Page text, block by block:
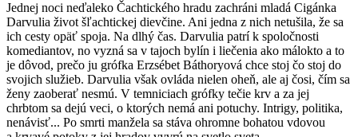
Jednej noci neďaleko Čachtického hradu zachráni mladá Cigánka
Darvulia život šľachtickej dievčine. Ani jedna z nich netušila, že sa
ich cesty opäť spoja. Na dlhý čas. Darvulia patrí k spoločnosti
komediantov, no vyzná sa v tajoch bylín i liečenia ako málokto a to
je dôvod, prečo ju grófka Erzsébet Báthoryová chce stoj čo stoj do
svojich služieb. Darvulia však ovláda nielen oheň, ale aj čosi, čím sa
ženy zaoberať nesmú. V temniciach grófky tečie krv a za jej
chrbtom sa dejú veci, o ktorých nemá ani potuchy. Intrigy, politika,
nenávisť... Po smrti manžela sa stáva ohromne bohatou vdovou